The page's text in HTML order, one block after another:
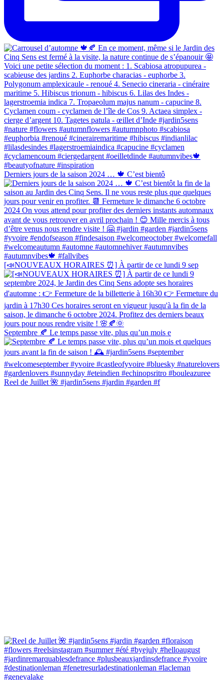
Derniers jours de la saison 2024 … 🍁 C’est bientô
[📣NOUVEAUX HORAIRES ⏰] À partir de ce lundi 9 sep
Septembre 🍂 Le temps passe vite, plus qu’un mois e
Reel de Juillet 🌺 #jardin5sens #jardin #garden #f